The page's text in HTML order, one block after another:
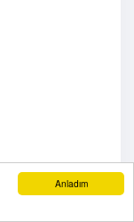
Anladım